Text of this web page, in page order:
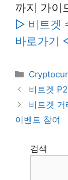
까지 가이
▷ 비트겟
바로가기
비트겟
비트겟
이벤트 참여
검색